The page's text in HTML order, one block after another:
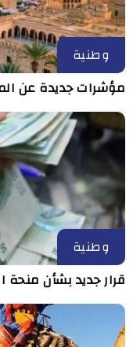
وطنية
مؤشرات جديدة عن
وطنية
قرار جديد بشأن منحة